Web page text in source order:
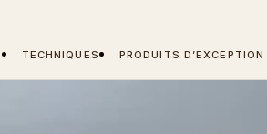
TECHNIQUES PRODUITS D’EXCEPTION